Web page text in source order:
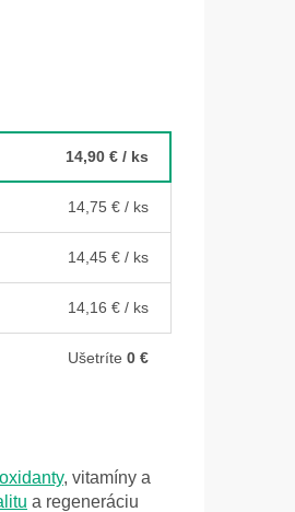
14,90 € / ks
14,75 € / ks
14,45 € / ks
14,16 € / ks
Ušetríte 0 €
, vitamíny a
a regeneráciu